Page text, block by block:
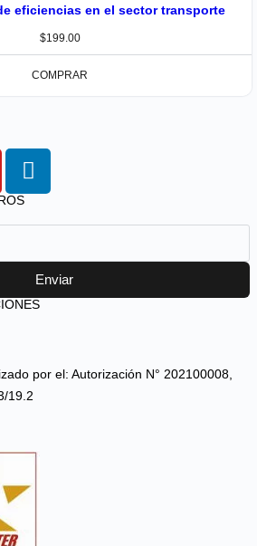
eficiencias en el sector transporte
$199.00
COMPRAR
Enviar
por el: Autorización N° 202100008,
19.2